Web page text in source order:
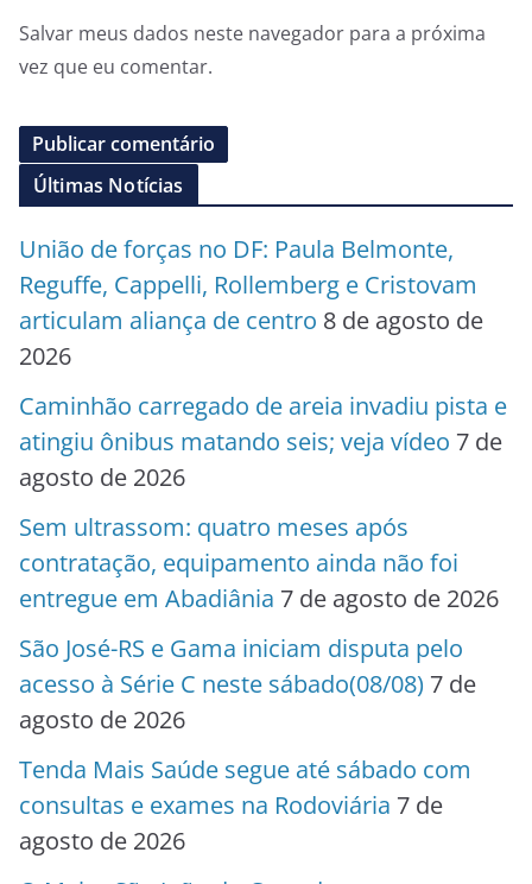
Salvar meus dados neste navegador para a próxima
vez que eu comentar.
Últimas Notícias
União de forças no DF: Paula Belmonte,
Reguffe, Cappelli, Rollemberg e Cristovam
articulam aliança de centro 8 de agosto de
2026
Caminhão carregado de areia invadiu pista e
atingiu ônibus matando seis; veja vídeo 7 de
agosto de 2026
Sem ultrassom: quatro meses após
contratação, equipamento ainda não foi
entregue em Abadiânia 7 de agosto de 2026
São José-RS e Gama iniciam disputa pelo
acesso à Série C neste sábado(08/08) 7 de
agosto de 2026
Tenda Mais Saúde segue até sábado com
consultas e exames na Rodoviária 7 de
agosto de 2026